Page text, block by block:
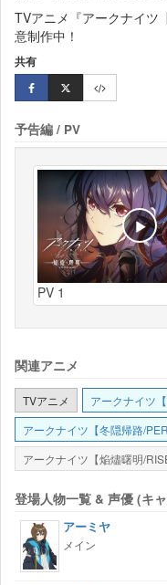
TVアニメ『アークナイツ
意制作中！
共有
予告編 / PV
PV 1
関連アニメ
TVアニメ
アークナイツ
アークナイツ【冬隠帰路/
アークナイツ【焔燼曙明/
登場人物一覧 & 声優 (キ
アーミヤ
メイン